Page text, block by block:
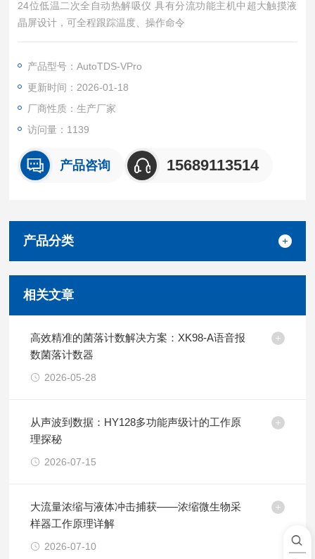
24位低温二次全自动热解吸仪 具有分流功能主机中超大触摸液
晶屏设计，可全程跟踪温度、操作命令
产品型号：AutoTDS-VPro
更新时间：2026-01-18
厂商性质：生产厂家
访问量：1139
产品咨询 15689113514
产品分类
相关文章
高效精准的菌落计数解决方案：XK98-A语音报
数菌落计数器
2026-05-28
从声波到数据：HY128多功能声级计的工作原
理探秘
2026-07-15
大流量浓缩与液体冲击捕获——浓缩微生物采
样器工作原理详解
2026-07-10